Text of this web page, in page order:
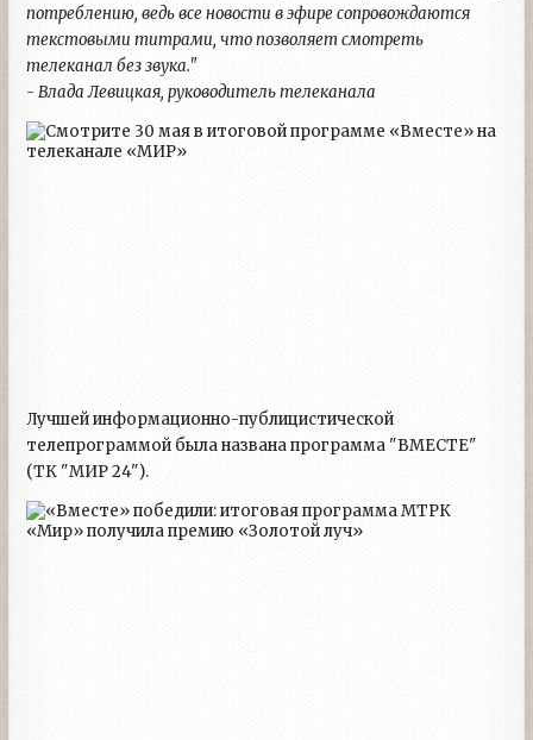
потреблению, ведь все новости в эфире сопровождаются
текстовыми титрами, что позволяет смотреть
телеканал без звука."
- Влада Левицкая, руководитель телеканала
Лучшей информационно-публицистической
телепрограммой была названа программа "ВМЕСТЕ"
(ТК "МИР 24").